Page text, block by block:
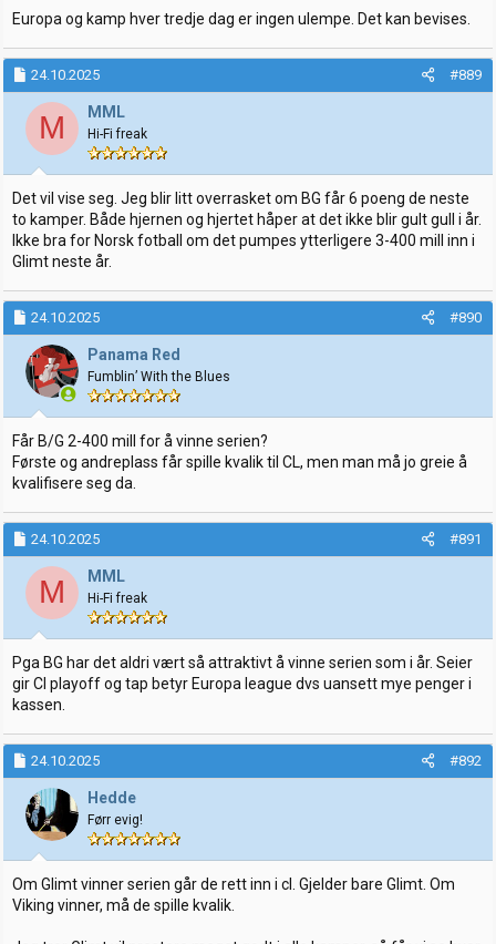
Europa og kamp hver tredje dag er ingen ulempe. Det kan bevises.
24.10.2025 #889
M MML
Hi-Fi freak
Det vil vise seg. Jeg blir litt overrasket om BG får 6 poeng de neste
to kamper. Både hjernen og hjertet håper at det ikke blir gult gull i år.
Ikke bra for Norsk fotball om det pumpes ytterligere 3-400 mill inn i
Glimt neste år.
24.10.2025 #890
Panama Red
Fumblin’ With the Blues
Får B/G 2-400 mill for å vinne serien?
Første og andreplass får spille kvalik til CL, men man må jo greie å
kvalifisere seg da.
24.10.2025 #891
M MML
Hi-Fi freak
Pga BG har det aldri vært så attraktivt å vinne serien som i år. Seier
gir Cl playoff og tap betyr Europa league dvs uansett mye penger i
kassen.
24.10.2025 #892
Hedde
Førr evig!
Om Glimt vinner serien går de rett inn i cl. Gjelder bare Glimt. Om
Viking vinner, må de spille kvalik.